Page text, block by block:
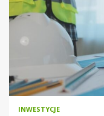
INWESTYCJE